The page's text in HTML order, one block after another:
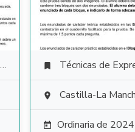
 Técnicas de Expresión
 Castilla-La
 Ordinaria de 2024